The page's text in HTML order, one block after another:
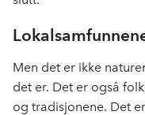
Men det er ikke
det er. Det er også
og tradisjonene. Det